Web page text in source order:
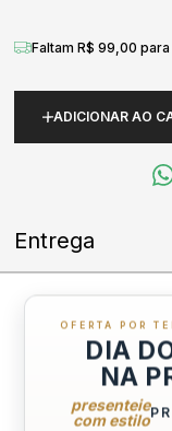
ADICIONAR AO
Faltam R$ 99,00
Frete
OFERTA POR
DIA
NA
presenteie
com estilo